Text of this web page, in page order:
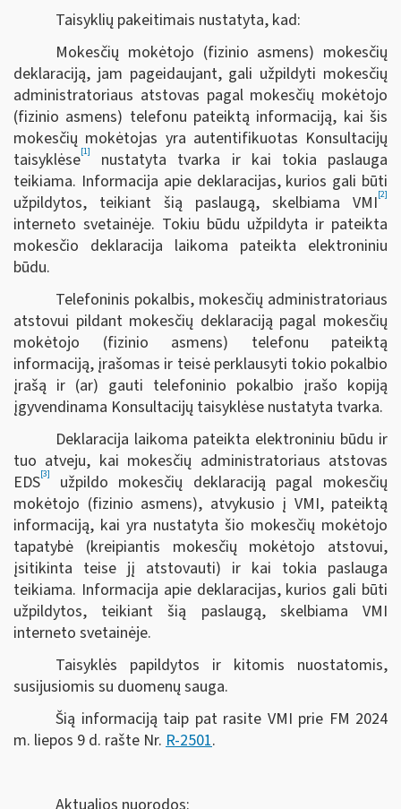
Taisyklių pakeitimais nustatyta, kad:
Mokesčių mokėtojo (fizinio asmens) mokesčių
deklaraciją, jam pageidaujant, gali užpildyti mokesčių
administratoriaus atstovas pagal mokesčių mokėtojo
(fizinio asmens) telefonu pateiktą informaciją, kai šis
mokesčių mokėtojas yra autentifikuotas Konsultacijų
taisyklėse[1]
nustatyta tvarka ir kai tokia paslauga
teikiama. Informacija apie deklaracijas, kurios gali būti
užpildytos, teikiant šią paslaugą, skelbiama VMI[2]
interneto svetainėje. Tokiu būdu užpildyta ir pateikta
mokesčio deklaracija laikoma pateikta elektroniniu
būdu.
Telefoninis pokalbis, mokesčių administratoriaus
atstovui pildant mokesčių deklaraciją pagal mokesčių
mokėtojo (fizinio asmens) telefonu pateiktą
informaciją, įrašomas ir teisė perklausyti tokio pokalbio
įrašą ir (ar) gauti telefoninio pokalbio įrašo kopiją
įgyvendinama Konsultacijų taisyklėse nustatyta tvarka.
Deklaracija laikoma pateikta elektroniniu būdu ir
tuo atveju, kai mokesčių administratoriaus atstovas
EDS[3]
užpildo mokesčių deklaraciją pagal mokesčių
mokėtojo (fizinio asmens), atvykusio į VMI, pateiktą
informaciją, kai yra nustatyta šio mokesčių mokėtojo
tapatybė (kreipiantis mokesčių mokėtojo atstovui,
įsitikinta teise jį atstovauti) ir kai tokia paslauga
teikiama. Informacija apie deklaracijas, kurios gali būti
užpildytos, teikiant šią paslaugą, skelbiama VMI
interneto svetainėje.
Taisyklės papildytos ir kitomis nuostatomis,
susijusiomis su duomenų sauga.
Šią informaciją taip pat rasite VMI prie FM 2024
m. liepos 9 d. rašte Nr. R-2501.
Aktualios nuorodos: